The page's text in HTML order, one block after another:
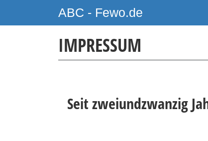
ABC - Fewo.de
IMPRESSUM
Seit zweiundzwanzig